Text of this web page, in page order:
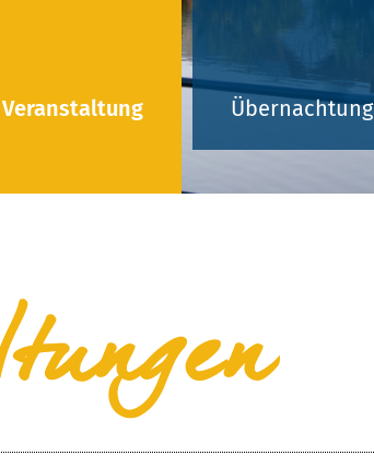
Veranstaltung Übernachtung